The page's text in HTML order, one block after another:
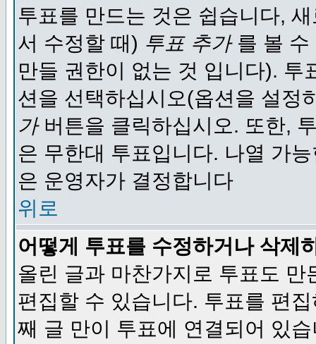
투표를 만드는 것은 쉽습니다,
서 수정할 때) 투표 추가를 볼 수
만들 권한이 없는 것 입니다).
션을 선택하십시오(옵션을 설정
가버튼을 클릭하십시오. 또한,
은 무한대 투표입니다. 나열 가
은 운영자가 결정합니다
위로
어떻게 투표를 수정하거나 삭제
올린 글과 마찬가지로 투표도
편집할 수 있습니다. 투표를 편
째 글 만이 투표에 연결되어 있